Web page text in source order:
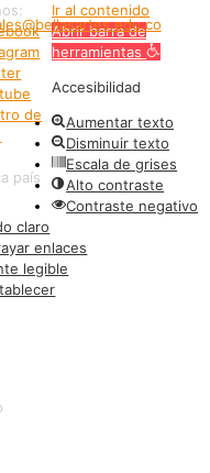
Ir al contenido
Abrir barra de
herramientas
Accesibilidad
Aumentar texto
Disminuir texto
Escala de grises
Alto contraste
Contraste negativo
claro
enlaces
legible